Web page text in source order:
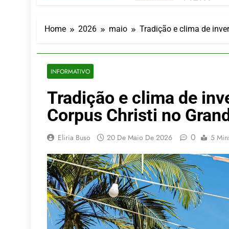
LATAM
Azul
Turismo na
4 De Agosto De
Por Dentro
4 De Agosto
Home 2026 maio Tradição e clima de
INFORMATIVO
Tradição e clima de
Corpus Christi no
Eliria Buso 20 De Maio De 2026 0 5